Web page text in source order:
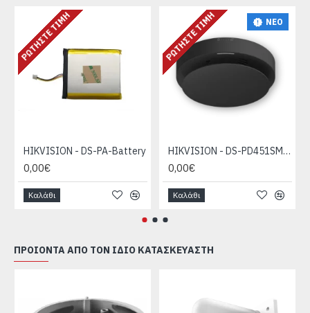
ΡΩΤΉΣΤΕ ΤΙΜΉ
HIKVISION - DS-PA-Battery
0,00€
Καλάθι
ΝΕΟ
ΡΩΤΉΣΤΕ ΤΙΜΉ
HIKVISION - DS-PD451SMK-WE Black
0,00€
Καλάθι
ΠΡΟΙΌΝΤΑ ΑΠΌ ΤΟΝ ΊΔΙΟ ΚΑΤΑΣΚΕΥΑΣΤΉ